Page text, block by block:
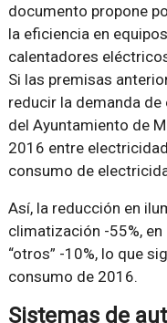
documento propone
la eficiencia en
calentadores
Si las premisas
reducir la demanda
del Ayuntamiento de
2016 entre
consumo de
Así, la reducción en
climatización -55%,
“otros” -10%, lo que
consumo de 2016.
Sistemas de